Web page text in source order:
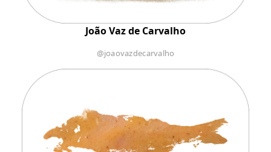
João Vaz de Carvalho
@joaovazdecarvalho